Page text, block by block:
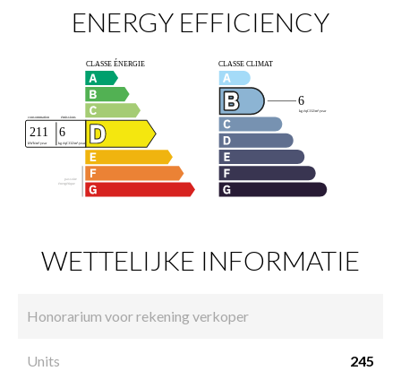
ENERGY EFFICIENCY
WETTELIJKE INFORMATIE
Honorarium voor rekening verkoper
Units 245